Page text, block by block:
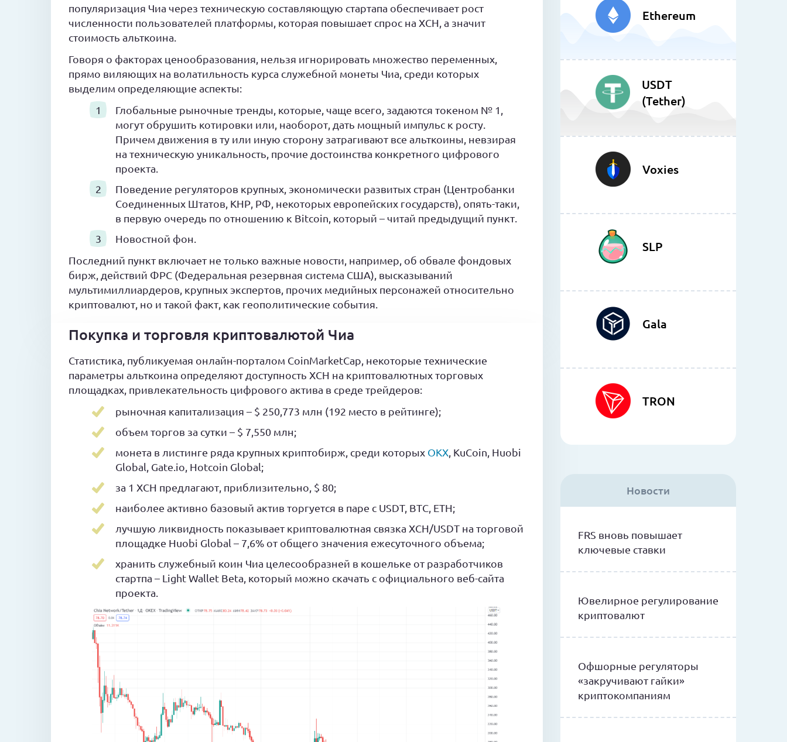
популяризация Чиа через техническую составляющую стартапа обеспечивает рост
численности пользователей платформы, которая повышает спрос на XCH, а значит
стоимость альткоина.
Говоря о факторах ценообразования, нельзя игнорировать множество переменных,
прямо виляющих на волатильность курса служебной монеты Чиа, среди которых
выделим определяющие аспекты:
Глобальные рыночные тренды, которые, чаще всего, задаются токеном № 1,
могут обрушить котировки или, наоборот, дать мощный импульс к росту.
Причем движения в ту или иную сторону затрагивают все альткоины, невзирая
на техническую уникальность, прочие достоинства конкретного цифрового
проекта.
Поведение регуляторов крупных, экономически развитых стран (Центробанки
Соединенных Штатов, КНР, РФ, некоторых европейских государств), опять-таки,
в первую очередь по отношению к Bitcoin, который – читай предыдущий пункт.
Новостной фон.
Последний пункт включает не только важные новости, например, об обвале фондовых
бирж, действий ФРС (Федеральная резервная система США), высказываний
мультимиллиардеров, крупных экспертов, прочих медийных персонажей относительно
криптовалют, но и такой факт, как геополитические события.
Покупка и торговля криптовалютой Чиа
Статистика, публикуемая онлайн-порталом CoinMarketCap, некоторые технические
параметры альткоина определяют доступность XCH на криптовалютных торговых
площадках, привлекательность цифрового актива в среде трейдеров:
рыночная капитализация – $ 250,773 млн (192 место в рейтинге);
объем торгов за сутки – $ 7,550 млн;
монета в листинге ряда крупных криптобирж, среди которых OKX , KuCoin, Huobi
Global, Gate.io, Hotcoin Global;
за 1 XCH предлагают, приблизительно, $ 80;
наиболее активно базовый актив торгуется в паре с USDT, BTC, ETH;
лучшую ликвидность показывает криптовалютная связка XCH/USDT на торговой
площадке Huobi Global – 7,6% от общего значения ежесуточного объема;
хранить служебный коин Чиа целесообразней в кошельке от разработчиков
стартпа – Light Wallet Beta, который можно скачать с официального веб-сайта
проекта.
Ethereum
USDT
(Tether)
Voxies
SLP
Gala
TRON
Новости
FRS вновь повышает
ключевые ставки
Ювелирное регулирование
криптовалют
Офшорные регуляторы
«закручивают гайки»
криптокомпаниям